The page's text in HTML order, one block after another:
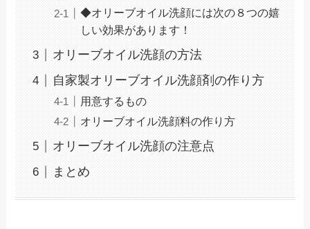
◆オリーブオイル洗顔には次の８つの嬉
しい効果があります！
オリーブオイル洗顔の方法
自家製オリーブオイル洗顔剤の作り方
用意するもの
オリーブオイル洗顔料の作り方
オリーブオイル洗顔の注意点
まとめ